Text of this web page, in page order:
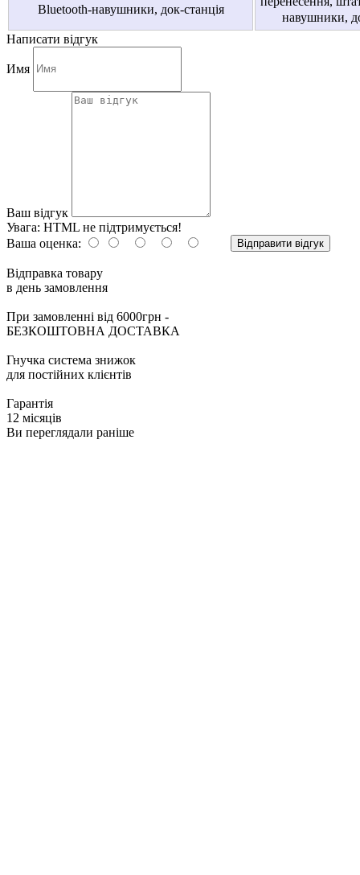
Bluetooth-навушники, док-станція
навушники,
Написати відгук
Имя
Ваш відгук
Увага: HTML не підтримується!
Ваша оценка:
Відправити відгук
Відправка товару
в день замовлення
При замовленні від 6000грн -
БЕЗКОШТОВНА ДОСТАВКА
Гнучка система знижок
для постійних клієнтів
Гарантія
12 місяців
Ви переглядали раніше